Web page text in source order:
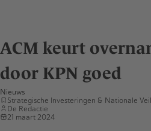
ACM keurt
door KPN goed
Nieuws
Strategische Investeringen & Nationale
De Redactie
21 maart 2024